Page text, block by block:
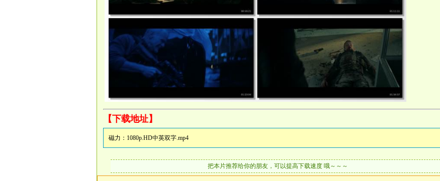
【下载地址】
磁力： 1080p.HD中英双字.mp4
把本片推荐给你的朋友，可以提高下载速度 哦～～～